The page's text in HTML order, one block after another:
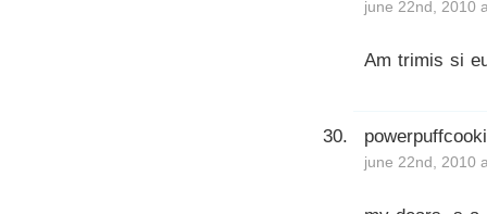
june 22nd, 2010
Am trimis si
june 22nd, 2010